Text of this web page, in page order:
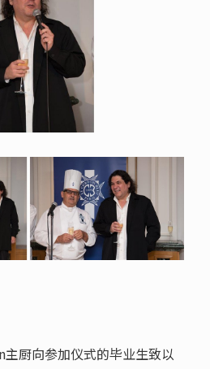
厨向参加仪式的毕业生致以